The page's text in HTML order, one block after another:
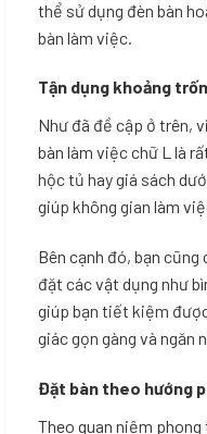
thể sử dụng đèn bàn
bàn làm việc.
Tận dụng khoảng
Như đã đề cập ở trên,
bàn làm việc chữ L là
hộc tủ hay giá sách
giúp không gian làm
Bên cạnh đó, bạn
đặt các vật dụng như
giúp bạn tiết kiệm
giác gọn gàng và ngăn
Đặt bàn theo hướng
Theo quan niệm